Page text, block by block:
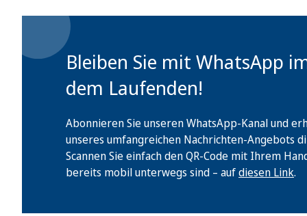
Bleiben Sie mit WhatsApp
dem Laufenden!
Abonnieren Sie unseren WhatsApp-Kanal und
unseres umfangreichen Nachrichten-Angebots
Scannen Sie einfach den QR-Code mit Ihrem
bereits mobil unterwegs sind – aufdiesen Link.